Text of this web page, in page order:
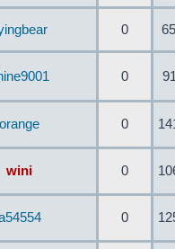
0
0
orange 0
wini 0
0